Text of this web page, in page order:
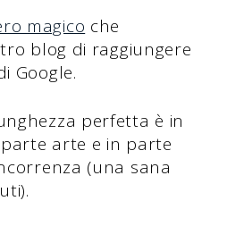
magico che
blog di raggiungere
Google.
perfetta è in
arte e in parte
(una sana